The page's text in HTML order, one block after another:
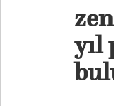
yıl